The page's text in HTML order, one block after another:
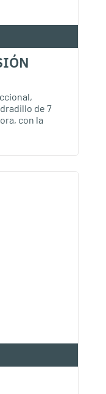
de 7
con la